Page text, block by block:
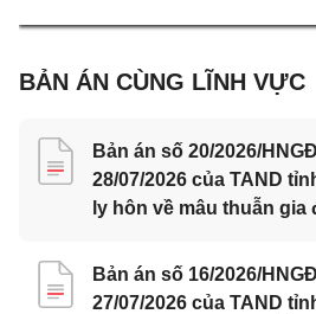
BẢN ÁN CÙNG LĨNH VỰC
Bản án số 20/2026/
28/07/2026 của TAND
ly hôn về mâu thuẫn gia
Bản án số 16/2026/
27/07/2026 của TAND